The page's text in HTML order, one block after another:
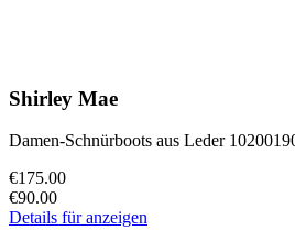
Shirley Mae
Damen-Schnürboots aus Leder
€175.00
€90.00
Details für anzeigen